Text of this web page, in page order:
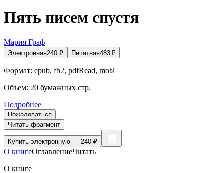
Пять писем спустя
Мария Граф
Электронная240 ₽ Печатная483 ₽
Формат: epub, fb2, pdfRead, mobi
Объем: 20 бумажных стр.
Подробнее
Пожаловаться
Читать фрагмент
Купить электронную — 240 ₽
О книгеОглавлениеЧитать
О книге